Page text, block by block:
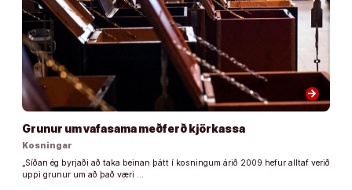
arrow_forward
Grunur um vafasama meðferð kjörkassa
Kosningar
„Síðan ég byrjaði að taka beinan þátt í kosningum árið 2009 hefur alltaf verið
uppi grunur um að það væri …